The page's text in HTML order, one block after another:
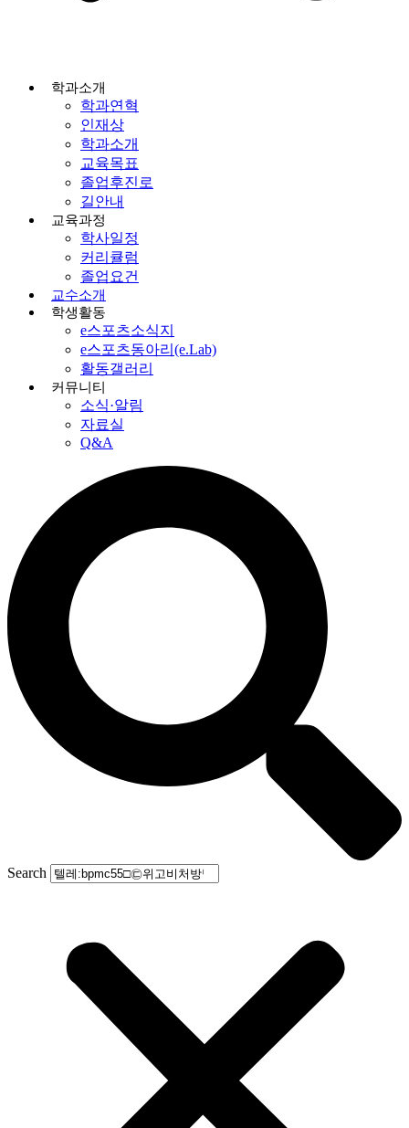
학과소개
학과연혁
인재상
학과소개
교육목표
졸업후진로
길안내
교육과정
학사일정
커리큘럼
졸업요건
교수소개
학생활동
e스포츠소식지
e스포츠동아리(e.Lab)
활동갤러리
커뮤니티
소식·알림
자료실
Q&A
Search